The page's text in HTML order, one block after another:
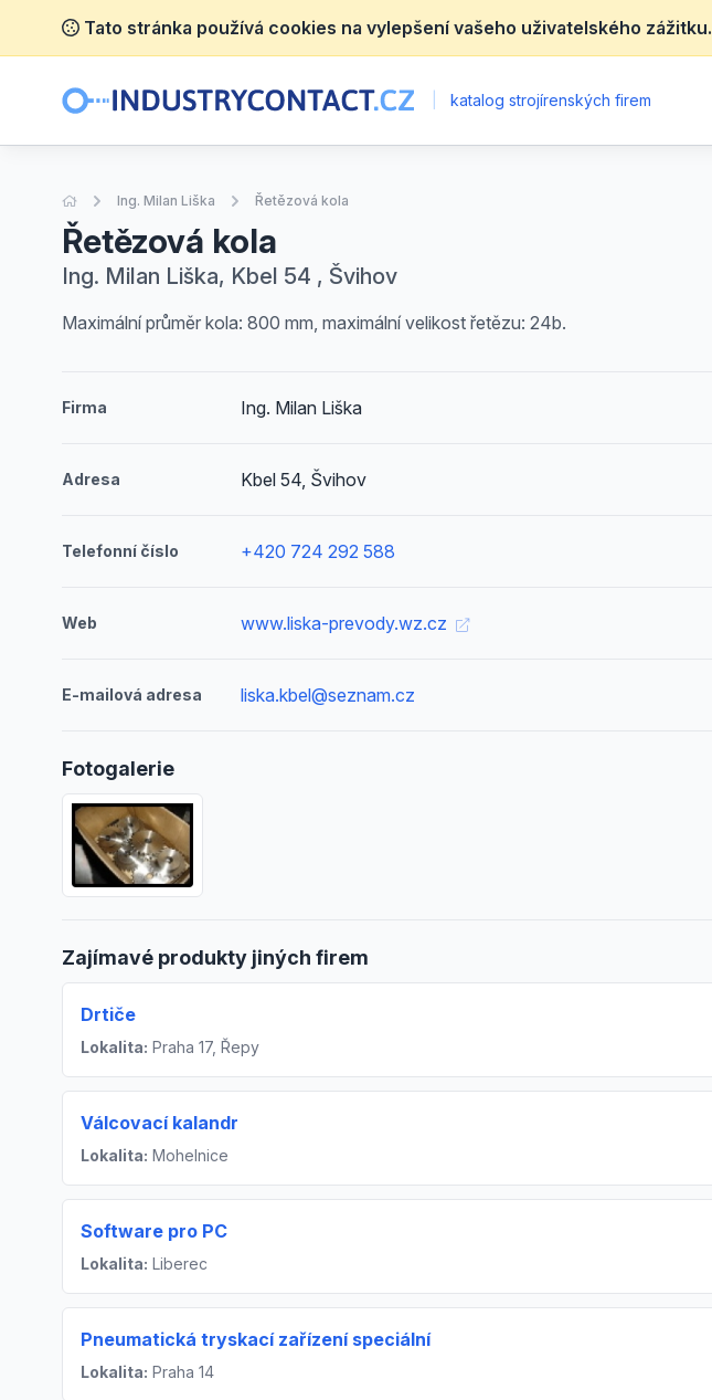
Tato stránka používá cookies na vylepšení vašeho uživatelského zážitku.
katalog strojírenských firem
Úvodní stránka
Ing. Milan Liška Řetězová kola
Řetězová kola
Ing. Milan Liška, Kbel 54 , Švihov
Maximální průměr kola: 800 mm, maximální velikost řetězu: 24b.
Firma Ing. Milan Liška
Adresa Kbel 54, Švihov
Telefonní číslo +420 724 292 588
Web www.liska-prevody.wz.cz
E-mailová adresa liska.kbel@seznam.cz
Fotogalerie
Zajímavé produkty jiných firem
Drtiče
Lokalita: Praha 17, Řepy
Válcovací kalandr
Lokalita: Mohelnice
Software pro PC
Lokalita: Liberec
Pneumatická tryskací zařízení speciální
Lokalita: Praha 14